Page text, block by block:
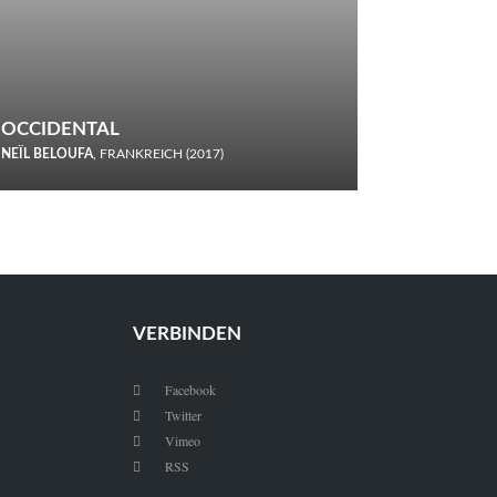
OCCIDENTAL
NEÏL BELOUFA, FRANKREICH (2017)
VERBINDEN
 Facebook
 Twitter
 Vimeo
 RSS